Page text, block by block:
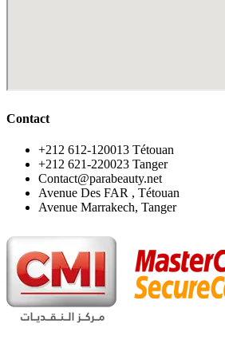
Contact
‪+212 612-120013 Tétouan
‪+212 621-220023 Tanger
Contact@parabeauty.net
Avenue Des FAR , Tétouan
Avenue Marrakech, Tanger